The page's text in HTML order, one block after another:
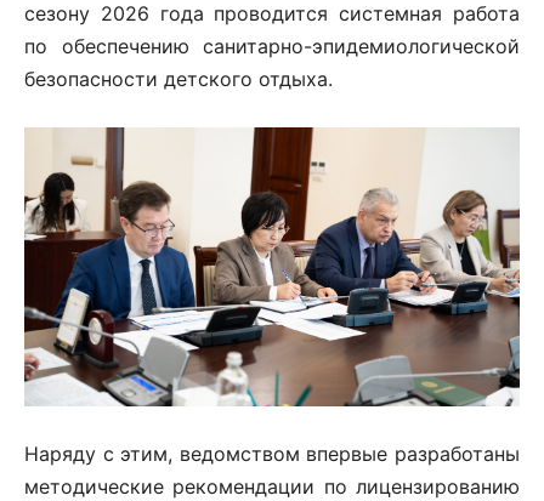
сезону 2026 года проводится системная работа
по обеспечению санитарно-эпидемиологической
безопасности детского отдыха.
Наряду с этим, ведомством впервые разработаны
методические рекомендации по лицензированию